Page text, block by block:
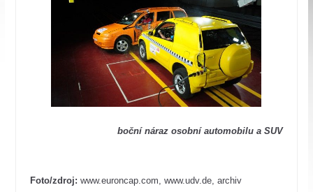
boční náraz osobní automobilu a SUV
Foto/zdroj: www.euroncap.com, www.udv.de, archiv